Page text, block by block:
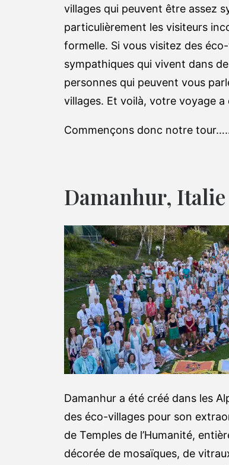
villages qui peuvent être assez
particulièrement les visiteurs
formelle. Si vous visitez des
sympathiques qui vivent dans
personnes qui peuvent vous
villages. Et voilà, votre voyage a
Commençons donc notre
Damanhur, Italie
Damanhur a été créé dans les
des éco-villages pour son
de Temples de l’Humanité,
décorée de mosaïques, de